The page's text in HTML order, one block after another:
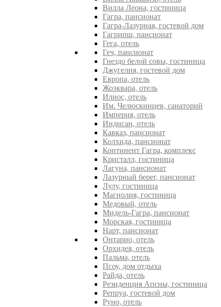
Вилла Леона, гостиница
Гагра, пансионат
Гагра-Лазурная, гостевой дом
Гагрипш, пансионат
Гега, отель
Геч, пансионат
Гнездо белой совы, гостиница
Джугелия, гостевой дом
Европа, отель
Жоэквара, отель
Илиос, отель
Им. Челюскинцев, санаторий
Империя, отель
Индисан, отель
Кавказ, пансионат
Колхида, пансионат
Континент Гагра, комплекс
Кристалл, гостиница
Лагуна, пансионат
Лазурный берег, пансионат
Лулу, гостиница
Магнолия, гостиница
Медовый, отель
Мидель-Гагра, пансионат
Морская, гостиница
Нарт, пансионат
Онтарио, отель
Орхидея, отель
Пальма, отель
Псоу, дом отдыха
Райда, отель
Резиденция Апсны, гостиница
Репруа, гостевой дом
Руно, отель